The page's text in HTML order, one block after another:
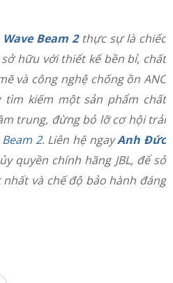
Beam 2thực sự là chiếc
hữu với thiết kế bền bỉ, chất
và công nghệ chống ồn ANC
tìm kiếm một sản phẩm chất
trung, đừng bỏ lỡ cơ hội trải
Beam 2. Liên hệ ngayAnh Đức
quyền chính hãng JBL, để sở
và chế độ bảo hành đáng